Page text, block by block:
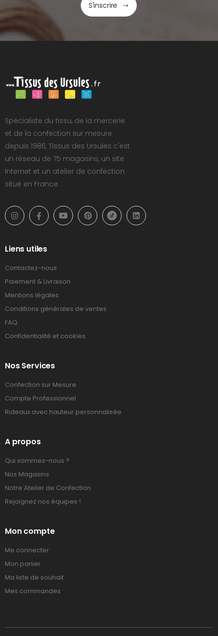
S'inscrire
Spécialiste du tissu, de la mercerie
et de la confection sur mesure
depuis 1986, Tissus des Ursules c'est
un réseau de 75 magasins, un site
Internet et un atelier de confection
situé en France.
Liens utiles
Contactez-nous
Paiement & Livraison
Mentions légales
Conditions générales de ventes
FAQ
Confidentialité et cookies
Nos Services
Confection sur Mesure
Compte Professionnel
Rideaux avec hauteur personnalisée
A propos
Qui sommes-nous ?
Nos Magasins
Notre Atelier de Confection
Rejoignez nos équipes !
Mon compte
Me connecter
Mon panier
Ma liste de souhait
Mes commandes